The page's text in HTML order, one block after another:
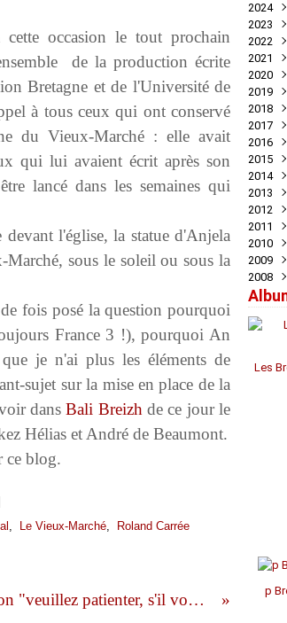
occasion le tout prochain
de la production écrite
Bretagne et de l'Université de
à tous ceux qui ont conservé
du Vieux-Marché : elle avait
qui lui avaient écrit après son
lancé dans les semaines qui
l'église, la statue d'Anjela
sous le soleil ou sous la
fois posé la question pourquoi
France 3 !), pourquoi An
je n'ai plus les éléments de
sujet sur la mise en place de la
dansBali Breizh de ce jour le
Hélias et André de Beaumont.
ce blog.
, Le Vieux-Marché, Roland Carrée
Comment dit-on "veuillez patienter, s'il vous plaît" en breton ?
Mai
Avril
Mars
Août
Mai
Avril
Mars
2024
Août
Juin
Mai
Avril
Mars
2023
Juin
Mai
Avril
Mars
2022
Août
Juin
Mai
Avril
Mars
2021
Août
Juin
Mai
Avril
Mars
2020
Août
Juin
Mai
Avril
Mars
2019
Août
Juin
Mai
Mars
2018
Août
Juin
Mai
Avril
Mars
2017
Août
Juin
Mai
Mars
2016
Août
Juin
Mai
2015
Août
Mai
Avril
2014
Août
Juin
Mai
Avril
2013
Août
Juin
Mai
Avril
2012
Juin
Avril
2011
Mai
2010
Mai
2009
Juin
2008
Août
Les
p